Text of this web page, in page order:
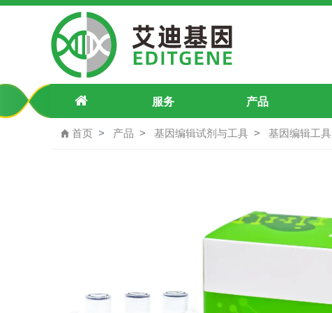
OAZ1-P200L-sgRNA-1
服务 产品
首页 产品 基因编辑试剂与工具 基因编辑工具